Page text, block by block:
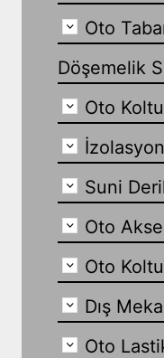
Oto
Döşemelik
Oto
Suni
Oto
Oto
Dış
Oto